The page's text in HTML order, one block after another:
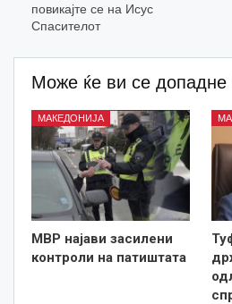
повикајте се на Исус
Спасителот
Може ќе ви се допадне
МАКЕДОНИЈА
МВР најави засилени
контроли на патиштата